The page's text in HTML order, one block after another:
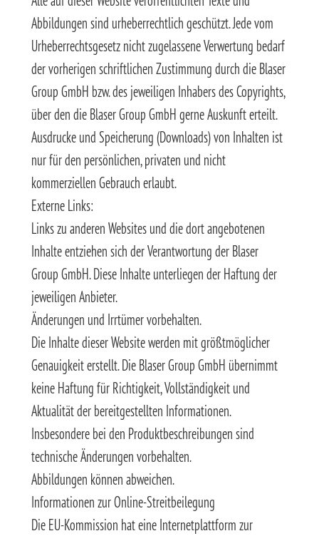
Abbildungen sind urheberrechtlich geschützt. Jede vom
Urheberrechtsgesetz nicht zugelassene Verwertung bedarf
der vorherigen schriftlichen Zustimmung durch die Blaser
Group GmbH bzw. des jeweiligen Inhabers des Copyrights,
über den die Blaser Group GmbH gerne Auskunft erteilt.
Ausdrucke und Speicherung (Downloads) von Inhalten ist
nur für den persönlichen, privaten und nicht
kommerziellen Gebrauch erlaubt.
Externe Links:
Links zu anderen Websites und die dort angebotenen
Inhalte entziehen sich der Verantwortung der Blaser
Group GmbH. Diese Inhalte unterliegen der Haftung der
jeweiligen Anbieter.
Änderungen und Irrtümer vorbehalten.
Die Inhalte dieser Website werden mit größtmöglicher
Genauigkeit erstellt. Die Blaser Group GmbH übernimmt
keine Haftung für Richtigkeit, Vollständigkeit und
Aktualität der bereitgestellten Informationen.
Insbesondere bei den Produktbeschreibungen sind
technische Änderungen vorbehalten.
Abbildungen können abweichen.
Informationen zur Online-Streitbeilegung
Die EU-Kommission hat eine Internetplattform zur